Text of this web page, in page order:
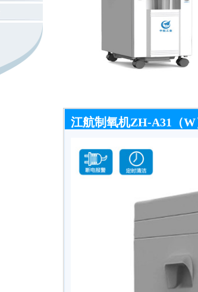
江航制氧机ZH-A31（